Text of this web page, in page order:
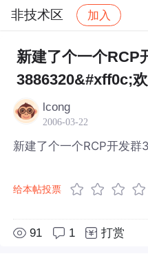
非技术区 加入
社区 非技术区 帖
新建了个一个RCP
3886320&#xff0c;
lcong
2006-03-22
新建了个一个RCP开发群
给本帖投票
91 1 打赏